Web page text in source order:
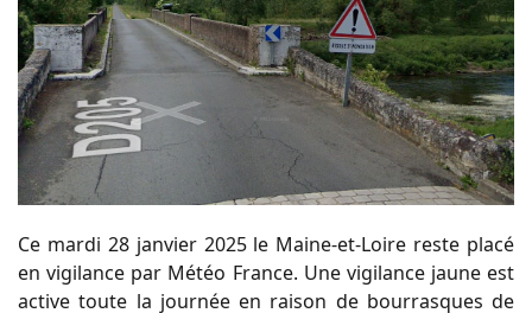
Ce mardi 28 janvier 2025 le Maine-et-Loire reste placé
en vigilance par Météo France. Une vigilance jaune est
active toute la journée en raison de bourrasques de